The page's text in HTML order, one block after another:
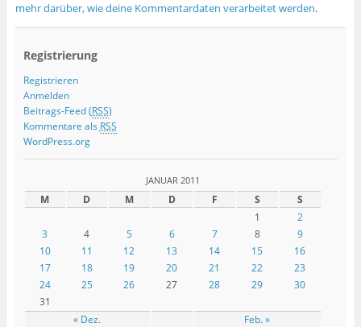
mehr darüber, wie deine Kommentardaten verarbeitet werden.
Registrierung
Registrieren
Anmelden
Beitrags-Feed (RSS)
Kommentare als RSS
WordPress.org
JANUAR 2011
M D M D F S S
« Dez. Feb. »
1
2
3
4 5 6 7 8
9
10
11 12 13 14 15
16
17
18 19 20 21 22
23
24
25 26 27 28 29
30
31